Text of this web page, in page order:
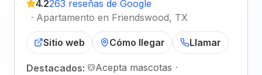
4.2263 reseñas de Google
· Apartamento en Friendswood, TX
Sitio web Cómo llegar Llamar
Destacados: Acepta mascotas ·